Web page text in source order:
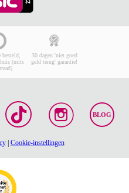
(mits
30 dagen 'niet goed
geld terug' garantie!
BLOG
| Cookie-instellingen